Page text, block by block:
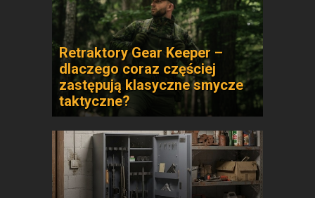
Retraktory Gear Keeper –
dlaczego coraz częściej
zastępują klasyczne smycze
taktyczne?